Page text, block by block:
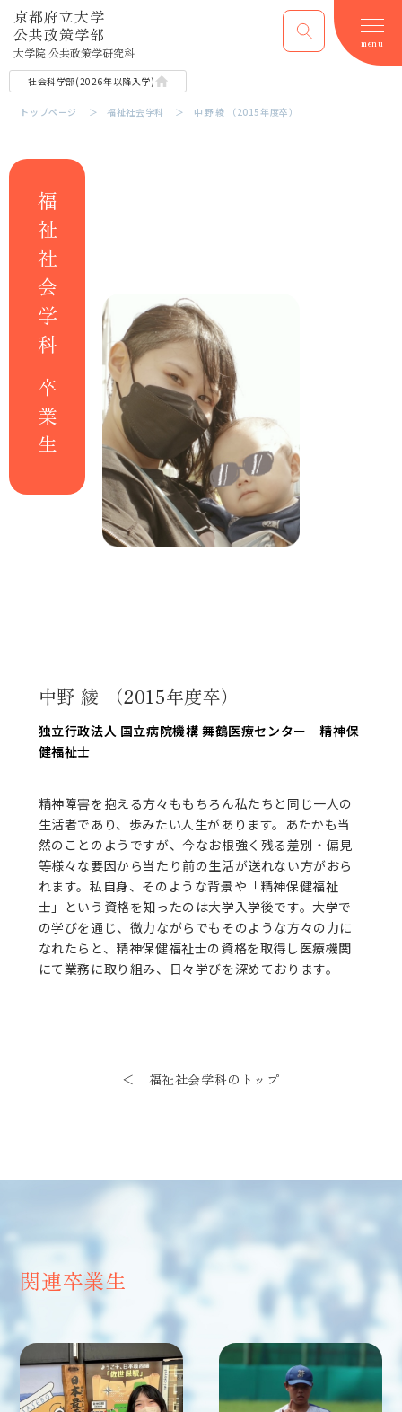
京都府立大学
公共政策学部
大学院 公共政策学研究科
社会科学部​(2026年以降​入学)
menu
トップページ 福祉社会学科 中野 綾 （2015年度卒）
福祉社会学科 卒業生
中野 綾 （2015年度卒）
独立行政法人 国立病院機構 舞鶴医療センター 精神保
健福祉士
精神障害を抱える方々ももちろん私たちと同じ一人の
生活者であり、歩みたい人生があります。あたかも当
然のことのようですが、今なお根強く残る差別・偏見
等様々な要因から当たり前の生活が送れない方がおら
れます。私自身、そのような背景や「精神保健福祉
士」という資格を知ったのは大学入学後です。大学で
の学びを通じ、微力ながらでもそのような方々の力に
なれたらと、精神保健福祉士の資格を取得し医療機関
にて業務に取り組み、日々学びを深めております。
＜ 福祉社会学科のトップ
関連卒業生